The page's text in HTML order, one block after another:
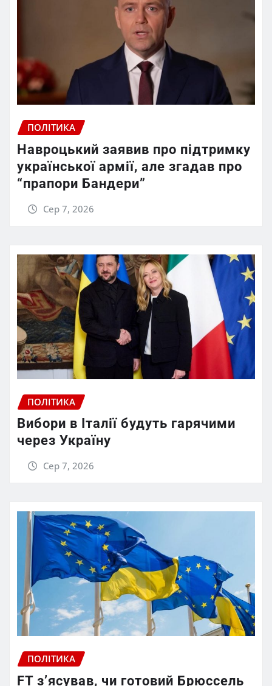
ПОЛІТИКА
Навроцький заявив про підтримку
української армії, але згадав про
“прапори Бандери”
Сер 7, 2026
ПОЛІТИКА
Вибори в Італії будуть гарячими
через Україну
Сер 7, 2026
ПОЛІТИКА
FT зʼясував, чи готовий Брюссель